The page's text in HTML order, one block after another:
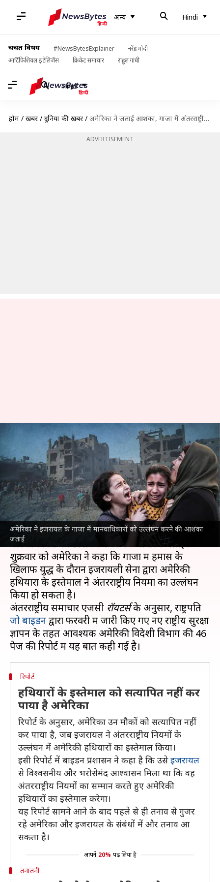
अन्य Hindi
चर्चित विषय #NewsBytesExplainer
नरेंद्र मोदी
आर्टिफिशियल इंटेलिजेंस
क्रिकेट समाचार राहुल गांधी
Hindi
होम / खबरें / दुनिया की खबरें / अमेरिका ने जताई आशंका, गाजा में अंतरराष्ट्रीय मानवाधिकार नियमों का उल्लंघन कर रहा इजरायल
ADVERTISEMENT
अमेरिका ने इजरायल के गाजा में मानवाधिकारों को उल्लंघन करने की आशंका
जताई
अमेरिका ने जताई आशंका, गाजा में
अंतरराष्ट्रीय मानवाधिकार नियमों का
उल्लंघन कर रहा इजरायल
लेखन मुकुल तोमर May 11, 2024 10:53 am
क्या है खबर?
अमेरिकाने इजरायल के गाजा में अंतरराष्ट्रीय
मानवाधिकारों को उल्लंघन करने की आशंका जताई।
शुक्रवार को अमेरिका ने कहा कि गाजा में हमास के
खिलाफ युद्ध के दौरान इजरायली सेना द्वारा अमेरिकी
हथियारों के इस्तेमाल ने अंतरराष्ट्रीय नियमों का उल्लंघन
किया हो सकता है।
अंतरराष्ट्रीय समाचार एजेंसी रॉयटर्सके अनुसार, राष्ट्रपति
जो बाइडनद्वारा फरवरी में जारी किए गए नए राष्ट्रीय सुरक्षा
ज्ञापन के तहत आवश्यक अमेरिकी विदेशी विभाग की 46
रिपोर्ट
हथियारों के इस्तेमाल को सत्यापित नहीं कर
पाया है अमेरिका
रिपोर्ट के अनुसार, अमेरिका उन मौकों को सत्यापित नहीं
कर पाया है, जब इजरायल ने अंतरराष्ट्रीय नियमों के
उल्लंघन में अमेरिकी हथियारों का इस्तेमाल किया।
इसी रिपोर्ट में बाइडन प्रशासन ने कहा है कि उसेइजरायल
से विश्वसनीय और भरोसेमंद आश्वासन मिला था कि वह
अंतरराष्ट्रीय नियमों का सम्मान करते हुए अमेरिकी
हथियारों का इस्तेमाल करेगा।
यह रिपोर्ट सामने आने के बाद पहले से ही तनाव से गुजर
रहे अमेरिका और इजरायल के संबंधों में और तनाव आ
सकता है।
आपने 20% पढ़ लिया है
तनातनी